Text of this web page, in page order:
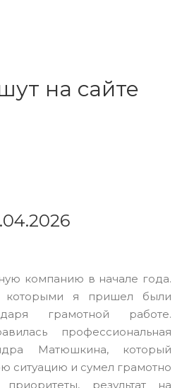
на сайте
компанию в начале года.
я пришел были
грамотной работе.
профессиональная
Матюшкина, который
ситуацию и сумел грамотно
приоритеты, результат на